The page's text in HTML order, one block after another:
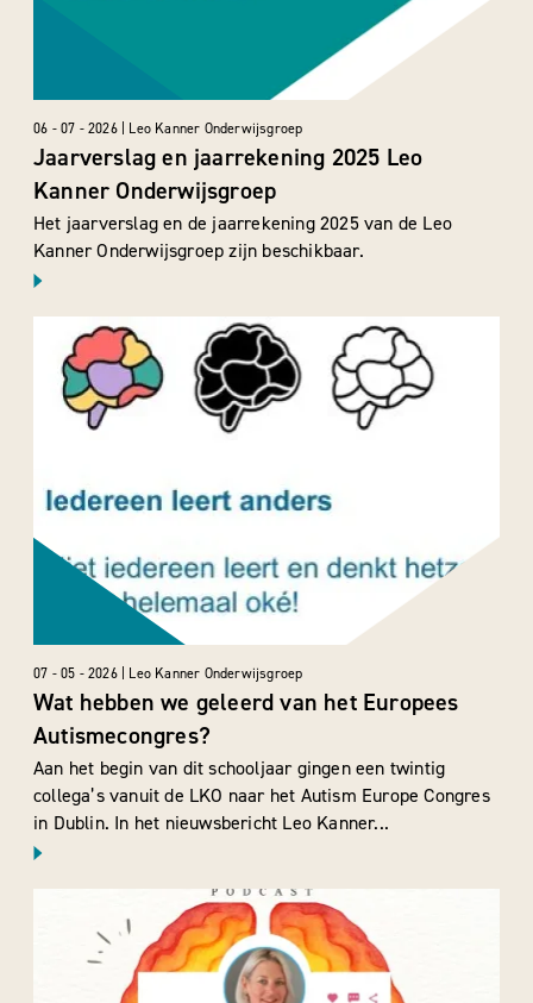
06 - 07 - 2026 | Leo Kanner Onderwijsgroep
Jaarverslag en jaarrekening 2025 Leo
Kanner Onderwijsgroep
Het jaarverslag en de jaarrekening 2025 van de Leo
Kanner Onderwijsgroep zijn beschikbaar.
07 - 05 - 2026 | Leo Kanner Onderwijsgroep
Wat hebben we geleerd van het Europees
Autismecongres?
Aan het begin van dit schooljaar gingen een twintig
collega’s vanuit de LKO naar het Autism Europe Congres
in Dublin. In het nieuwsbericht Leo Kanner...